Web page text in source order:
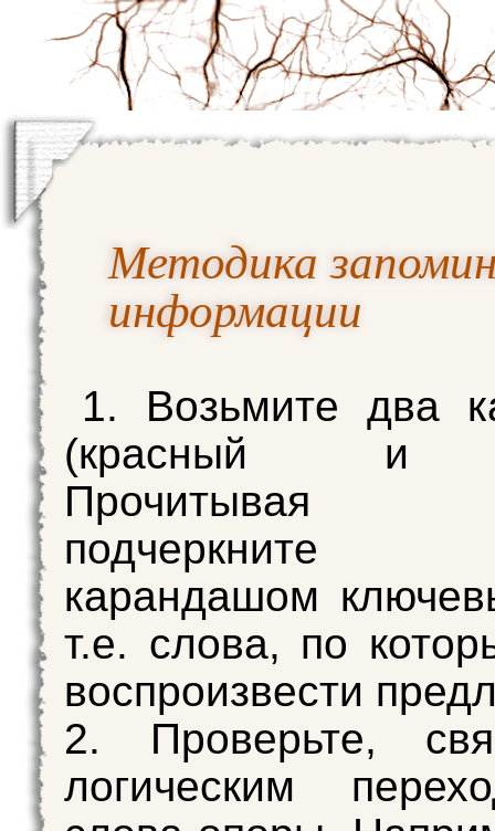
Методика
информации
1. Возьмите два
(красный и
Прочитывая
подчеркните
карандашом
т.е. слова, по
воспроизвести
2. Проверьте,
логическим